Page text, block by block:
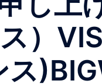
）
ス